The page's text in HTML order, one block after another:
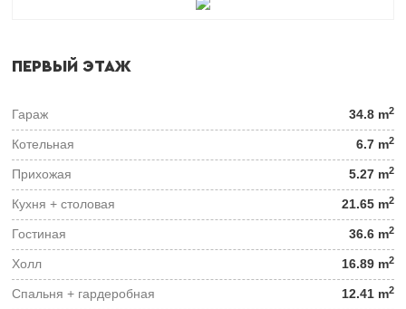
ПЕРВЫЙ ЭТАЖ
Гараж 34.8 m2
Котельная 6.7 m2
Прихожая 5.27 m2
Кухня + столовая 21.65 m2
Гостиная 36.6 m2
Холл 16.89 m2
Спальня + гардеробная 12.41 m2